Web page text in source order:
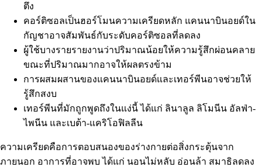
ตึง
คอร์ติซอลเป็นฮอร์โมนความเครียดหลัก แคนนาบินอยด์ใน
กัญชาอาจสัมพันธ์กับระดับคอร์ติซอลที่ลดลง
ผู้ใช้บางรายรายงานว่าปริมาณน้อยให้ความรู้สึกผ่อนคลาย
ขณะที่ปริมาณมากอาจให้ผลตรงข้าม
การผสมผสานของแคนนาบินอยด์และเทอร์พีนอาจช่วยให้
รู้สึกสงบ
เทอร์พีนที่มักถูกพูดถึงในแง่นี้ ได้แก่ ลินาลูล ลิโมนีน อัลฟ่า-
ไพนีน และเบต้า-แคริโอฟิลลีน
ความเครียดคือการตอบสนองของร่างกายต่อสิ่งกระตุ้นจาก
ภายนอก อาการที่อาจพบ ได้แก่ นอนไม่หลับ อ่อนล้า สมาธิลดลง